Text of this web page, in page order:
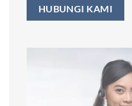
HUBUNGI KAMI